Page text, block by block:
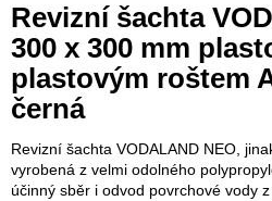
Revizní šachta
300 x 300 mm
plastovým roštem
černá
Revizní šachta VODALAND NEO,
vyrobená z velmi odolného
účinný sběr i odvod povrchové vody